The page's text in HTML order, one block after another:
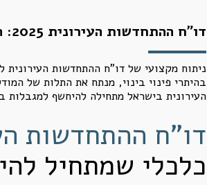
דו"ח ההתחדשות העירונית 2025: הרבה תכנון, פחות מימוש, ומודל כלכלי שמתחיל להיסדק
בהיתרי פינוי בינוי, מנתח את התלות של
העירונית בישראל מתחילה להיחשף למגבלות
דו"ח ההתחדשות
כלכלי שמתחיל